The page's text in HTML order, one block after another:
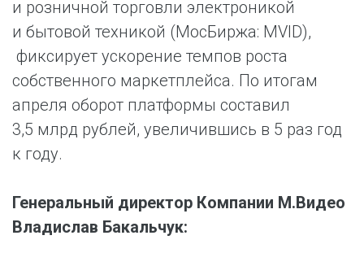
и розничной торговли электроникой
и бытовой техникой (МосБиржа: MVID),
фиксирует ускорение темпов роста
собственного маркетплейса. По итогам
апреля оборот платформы составил
3,5 млрд рублей, увеличившись в 5 раз год
к году.
Генеральный директор Компании М.Видео
Владислав Бакальчук: